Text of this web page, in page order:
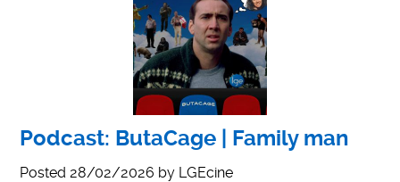
Podcast: ButaCage | Family man
Posted 28/02/2026 by LGEcine